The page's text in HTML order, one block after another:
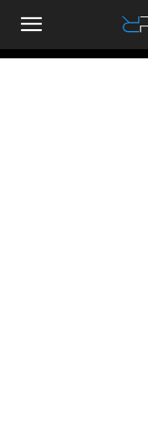
RallyandRaces.com